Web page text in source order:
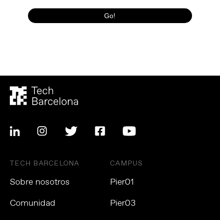
TECH BARCELONA
Sobre nosotros
Comunidad
CAMPUS
Pier01
Pier03